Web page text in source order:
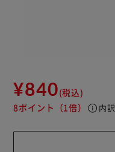
¥840(税込)
8ポイント （1倍） info 内訳